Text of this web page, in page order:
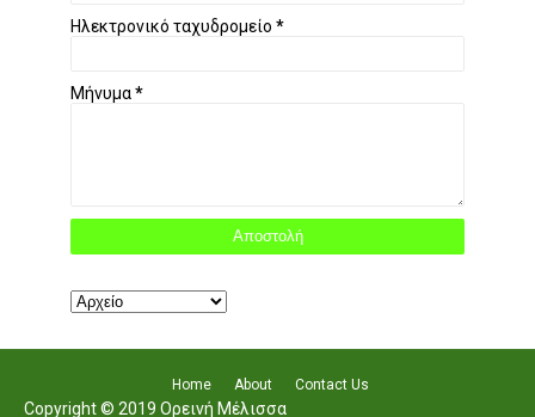
Ηλεκτρονικό ταχυδρομείο *
Μήνυμα*
Home About Contact Us
Copyright © 2019 Ορεινή Μέλισσα